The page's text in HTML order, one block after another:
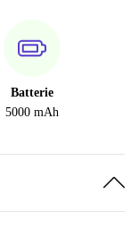
Batterie
5000 mAh